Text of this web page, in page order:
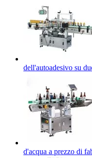
dell'autoadesivo su
d'acqua a prezzo di